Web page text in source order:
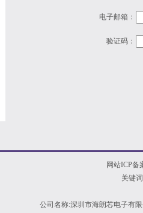
电子邮箱：
验证码：
网站ICP备
关键
公司名称:深圳市海朗芯电子